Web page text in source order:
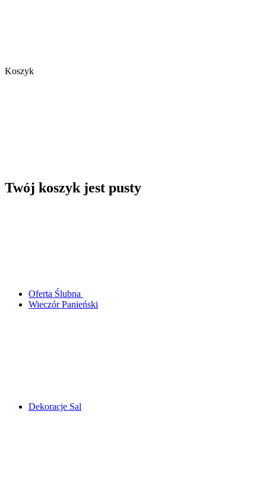
Koszyk
Twój koszyk jest pusty
Oferta Ślubna
Wieczór Panieński
Dekoracje Sal